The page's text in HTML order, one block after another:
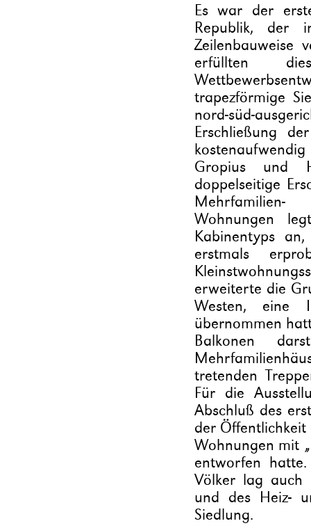
Es war der
Republik, der
Zeilenbauweise
erfüllten
trapezförmige
nord-süd-
Erschließung
Gropius und
doppelseitige
Wohnungen
Kabinentyps
erstmals
erweiterte die
Westen, eine
übernommen
Balkonen
tretenden
Für die
Abschluß des
der
Wohnungen mit
entworfen
Völker lag auch
und des Heiz-
Siedlung.